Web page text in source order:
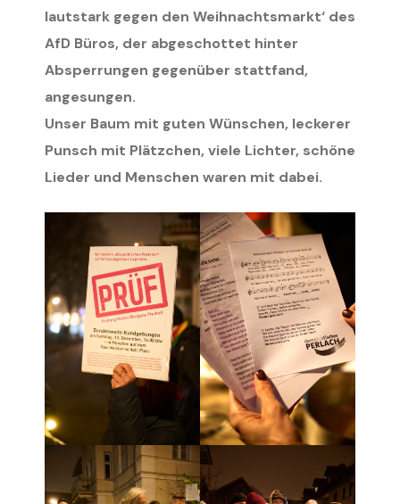
lautstark gegen den Weihnachtsmarkt‘ des
AfD Büros, der abgeschottet hinter
Absperrungen gegenüber stattfand,
angesungen.
Unser Baum mit guten Wünschen, leckerer
Punsch mit Plätzchen, viele Lichter, schöne
Lieder und Menschen waren mit dabei.